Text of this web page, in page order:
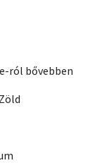
ról bővebben